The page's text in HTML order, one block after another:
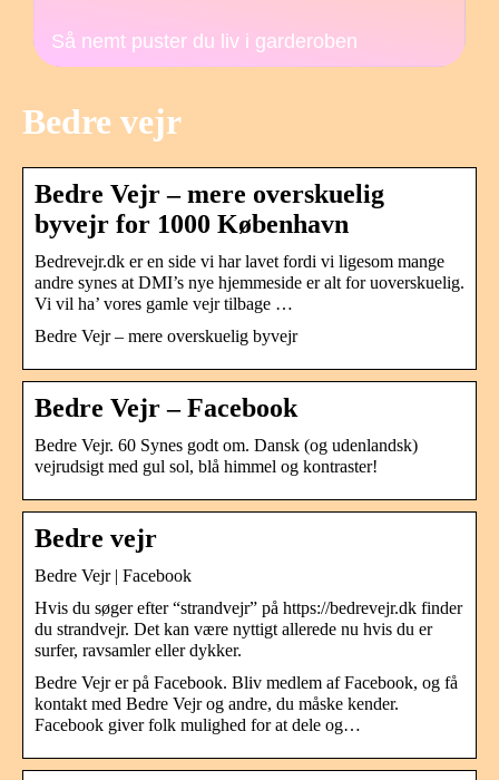
Så nemt puster du liv i garderoben
Bedre vejr
Bedre Vejr – mere overskuelig
byvejr for 1000 København
Bedrevejr.dk er en side vi har lavet fordi vi ligesom mange
andre synes at DMI’s nye hjemmeside er alt for uoverskuelig.
Vi vil ha’ vores gamle vejr tilbage …
Bedre Vejr – mere overskuelig byvejr
Bedre Vejr – Facebook
Bedre Vejr. 60 Synes godt om. Dansk (og udenlandsk)
vejrudsigt med gul sol, blå himmel og kontraster!
Bedre vejr
Bedre Vejr | Facebook
Hvis du søger efter “strandvejr” på https://bedrevejr.dk finder
du strandvejr. Det kan være nyttigt allerede nu hvis du er
surfer, ravsamler eller dykker.
Bedre Vejr er på Facebook. Bliv medlem af Facebook, og få
kontakt med Bedre Vejr og andre, du måske kender.
Facebook giver folk mulighed for at dele og…